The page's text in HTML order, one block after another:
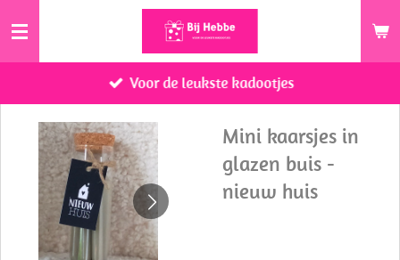
Ga
de
hoofdinhoud
Voor de leukste kadootjes
Mini kaarsjes in
glazen buis -
nieuw huis